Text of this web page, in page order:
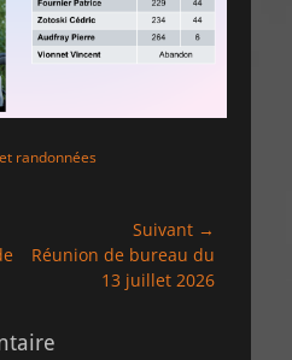
randonnées
Suivant →
Article
Réunion de bureau du
13 juillet 2026